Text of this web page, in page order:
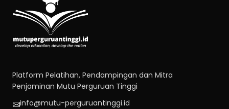
Platform Pelatihan, Pendampingan dan Mitra
Penjaminan Mutu Perguruan Tinggi
info@mutu-perguruantinggi.id